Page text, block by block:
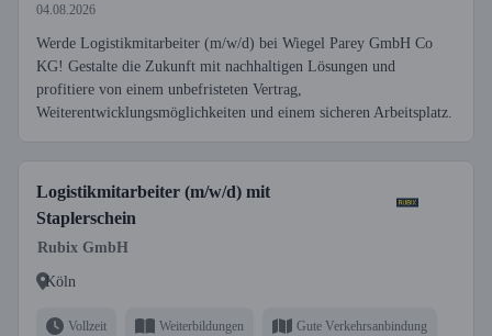
04.08.2026
Werde Logistikmitarbeiter (m/w/d) bei Wiegel Parey GmbH Co
KG! Gestalte die Zukunft mit nachhaltigen Lösungen und
profitiere von einem unbefristeten Vertrag,
Weiterentwicklungsmöglichkeiten und einem sicheren Arbeitsplatz.
Logistikmitarbeiter (m/w/d) mit
Staplerschein
Rubix GmbH
Köln
Vollzeit Weiterbildungen Gute Verkehrsanbindung